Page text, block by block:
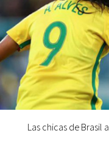
Las chicas de